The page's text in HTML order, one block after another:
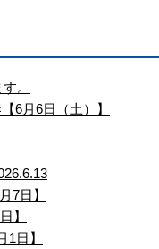
。
6月6日（土）】
7日】
】
日】